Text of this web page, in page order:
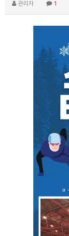
관리자 1